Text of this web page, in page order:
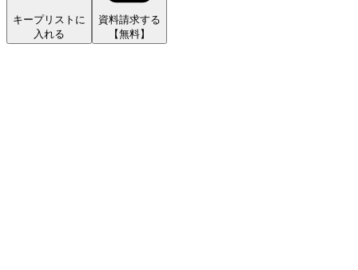
キープリストに
入れる
資料請求する
【無料】